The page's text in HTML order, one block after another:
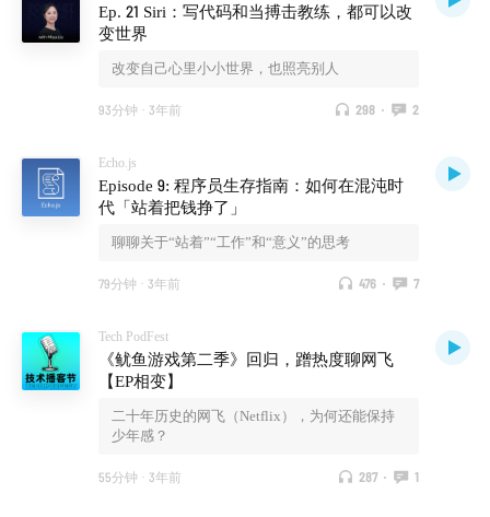
Ep. 21 Siri：写代码和当搏击教练，都可以改
变世界
改变自己心里小小世界，也照亮别人
93分钟 · 3年前 298 · 2
Echo.js
Episode 9: 程序员生存指南：如何在混沌时
代「站着把钱挣了」
聊聊关于“站着”“工作”和“意义”的思考
79分钟 · 3年前 476 · 7
Tech PodFest
《鱿鱼游戏第二季》回归，蹭热度聊网飞
【EP相变】
二十年历史的网飞（Netflix），为何还能保持
少年感？
55分钟 · 3年前 287 · 1